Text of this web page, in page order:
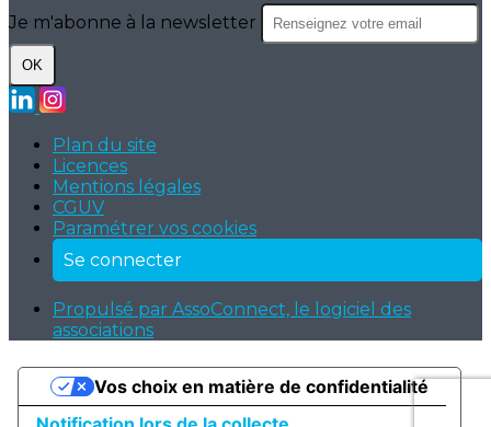
Je m'abonne à la newsletter
OK
Plan du site
Licences
Mentions légales
CGUV
Paramétrer vos cookies
Se connecter
Propulsé par AssoConnect, le logiciel des
associations
Vos choix en matière de confidentialité